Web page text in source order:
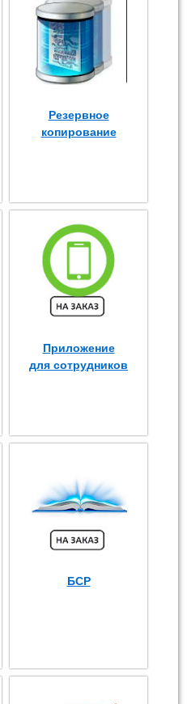
Резервное
копирование
Приложение
для сотрудников
БСР